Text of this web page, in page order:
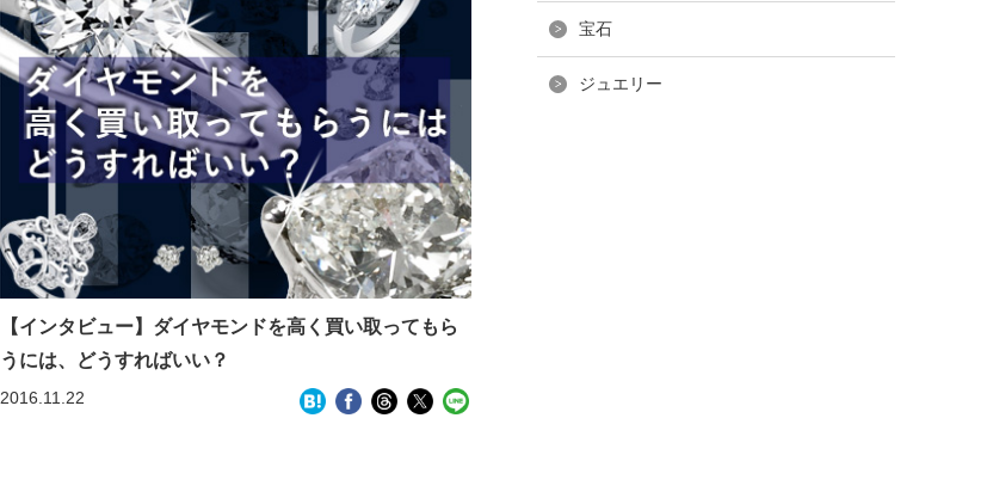
【インタビュー】ダイヤモンドを高く買い取ってもら
うには、どうすればいい？
2016.11.22
宝石
ジュエリー